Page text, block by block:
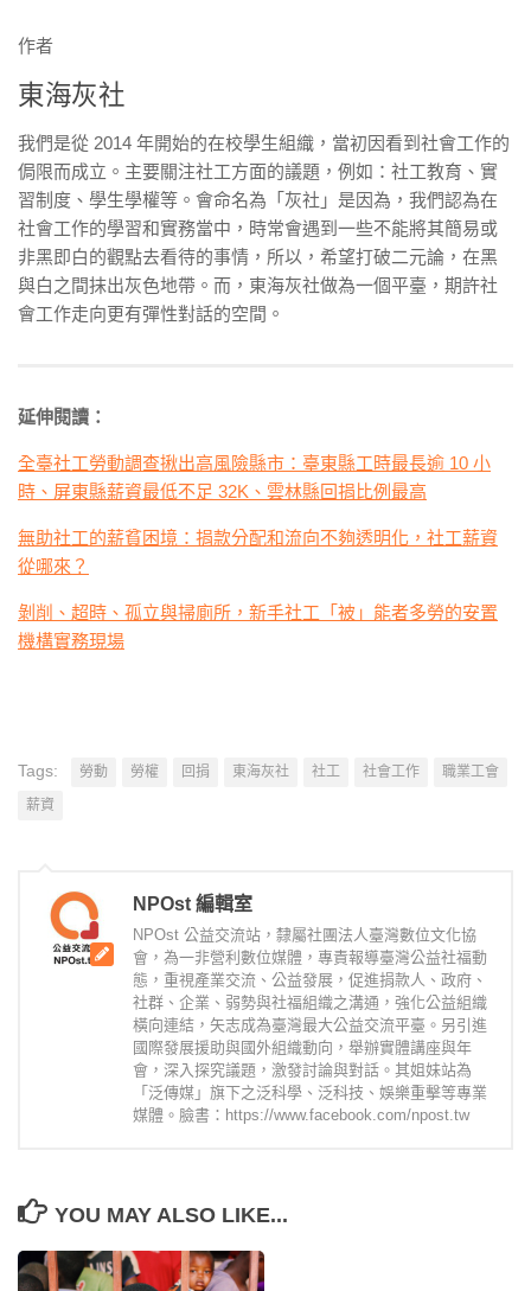
作者
東海灰社
我們是從 2014 年開始的在校學生組織，當初因看到社會工作的
侷限而成立。主要關注社工方面的議題，例如：社工教育、實
習制度、 學生學權等。會命名為「灰社」是因為，我們認為在
社會工作的學習和實務當中，時常會遇到一些不能將其簡易或
非黑即白的觀點去看待的事情，所以，希望打破二元論，在黑
與白之間抹出灰色地帶。 而，東海灰社做為一個平臺，期許社
會工作走向更有彈性對話的空間 。
延伸閱讀：
全臺社工勞動調查揪出高風險縣市：臺東縣工時最長逾 10 小
時、屏東縣薪資最低不足 32K、雲林縣回捐比例最高
無助社工的薪貧困境：捐款分配和流向不夠透明化，社工薪資
從哪來？
剝削、超時、孤立與掃廁所，新手社工「被」能者多勞的安置
機構實務現場
Tags: 勞動 勞權 回捐 東海灰社 社工 社會工作
職業工會
薪資
NPOst 編輯室
NPOst 公益交流站，隸屬社團法人臺灣數位文化協
會，為一非營利數位媒體，專責報導臺灣公益社福動
態，重視產業交流、公益發展，促進捐款人、政府、
社群、企業、弱勢與社福組織之溝通，強化公益組織
橫向連結，矢志成為臺灣最大公益交流平臺。另引進
國際發展援助與國外組織動向，舉辦實體講座與年
會，深入探究議題，激發討論與對話。其姐妹站為
「泛傳媒」旗下之泛科學、泛科技、娛樂重擊等專業
媒體。臉書：https://www.facebook.com/npost.tw
YOU MAY ALSO LIKE...